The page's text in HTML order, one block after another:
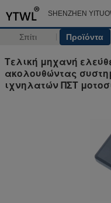
SHENZHEN
Σπίτι Προϊόντα
Τελική μηχανή
ακολουθώντας
ιχνηλατών ΠΣΤ